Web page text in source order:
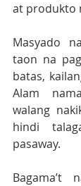
at produkto
Masyado
taon na
batas,
Alam
walang
hindi
pasaway.
Bagama’t